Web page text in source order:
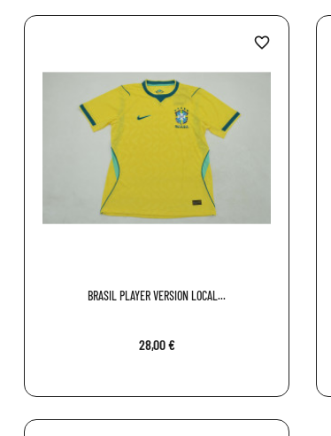
BRASIL PLAYER VERSION LOCAL...
28,00 €
favorite_border